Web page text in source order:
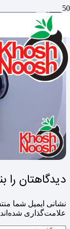
دیدگاهتان را
نشانی ایمیل شما
علامت‌گذاری شده‌اند